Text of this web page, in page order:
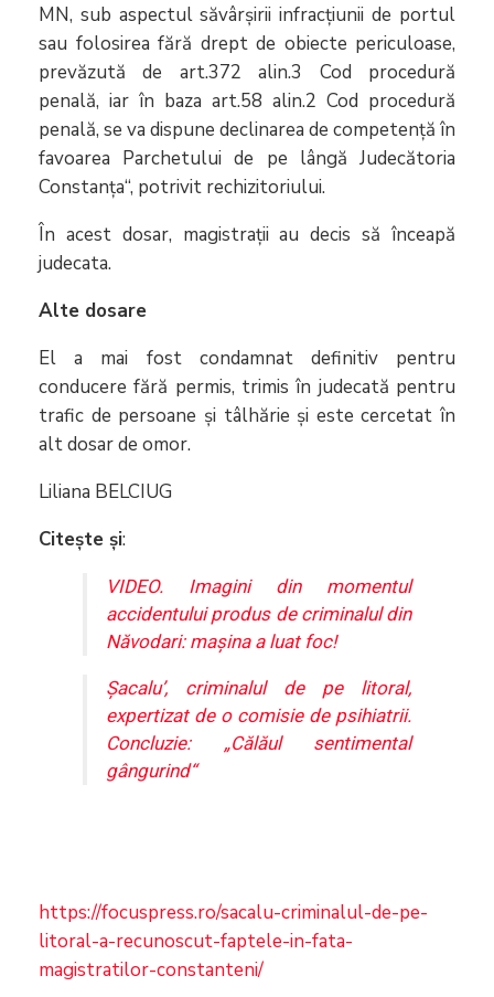
MN, sub aspectul săvârșirii infracțiunii de portul
sau folosirea fără drept de obiecte periculoase,
prevăzută de art.372 alin.3 Cod procedură
penală, iar în baza art.58 alin.2 Cod procedură
penală, se va dispune declinarea de competență în
favoarea Parchetului de pe lângă Judecătoria
Constanța“, potrivit rechizitoriului.
În acest dosar, magistrații au decis să înceapă
judecata.
Alte dosare
El a mai fost condamnat definitiv pentru
conducere fără permis, trimis în judecată pentru
trafic de persoane și tâlhărie și este cercetat în
alt dosar de omor.
Liliana BELCIUG
Citește și:
VIDEO. Imagini din momentul
accidentului produs de criminalul din
Năvodari: mașina a luat foc!
Șacalu’, criminalul de pe litoral,
expertizat de o comisie de psihiatrii.
Concluzie: „Călăul sentimental
gângurind“
https://focuspress.ro/sacalu-criminalul-de-pe-
litoral-a-recunoscut-faptele-in-fata-
magistratilor-constanteni/